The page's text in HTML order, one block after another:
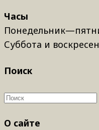
Часы
Суббота и
Поиск
О сайте